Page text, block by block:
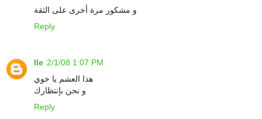
و مشكور مرة أخرى على الثقة
Reply
lle 2/1/08 1:07 PM
هذا العشم يا خوي
و نحن بإنتظارك
Reply